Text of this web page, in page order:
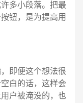
多小段落。把最
钮，是为提高用
即便这个想法很
白的话，这样会
户被淹没的，也
微信号